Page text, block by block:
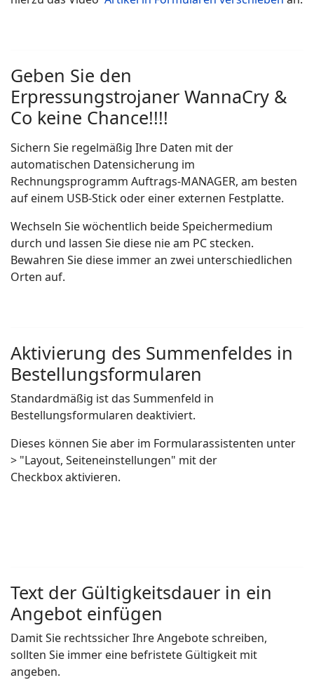
Geben Sie den
Erpressungstrojaner WannaCry &
Co keine Chance!!!!
Sichern Sie regelmäßig Ihre Daten mit der
automatischen Datensicherung im
Rechnungsprogramm Auftrags-MANAGER, am besten
auf einem USB-Stick oder einer externen Festplatte.
Wechseln Sie wöchentlich beide Speichermedium
durch und lassen Sie diese nie am PC stecken.
Bewahren Sie diese immer an zwei unterschiedlichen
Orten auf.
Aktivierung des Summenfeldes in
Bestellungsformularen
Standardmäßig ist das Summenfeld in
Bestellungsformularen deaktiviert.
Dieses können Sie aber im Formularassistenten unter
> "Layout, Seiteneinstellungen" mit der
Checkbox aktivieren.
Text der Gültigkeitsdauer in ein
Angebot einfügen
Damit Sie rechtssicher Ihre Angebote schreiben,
sollten Sie immer eine befristete Gültigkeit mit
angeben.